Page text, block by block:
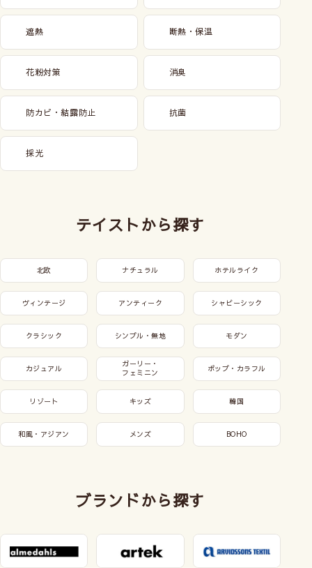
遮熱 断熱・保温
花粉対策 消臭
防カビ・結露防止 抗菌
採光
テイストから探す
北欧 ナチュラル ホテルライク
ヴィンテージ アンティーク シャビーシック
クラシック シンプル・無地 モダン
カジュアル
ガーリー・
フェミニン
ポップ・カラフル
リゾート キッズ 韓国
和風・アジアン メンズ BOHO
ブランドから探す